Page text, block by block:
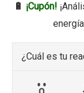
🔋 ¡Cupón!
¿Cuál es tu